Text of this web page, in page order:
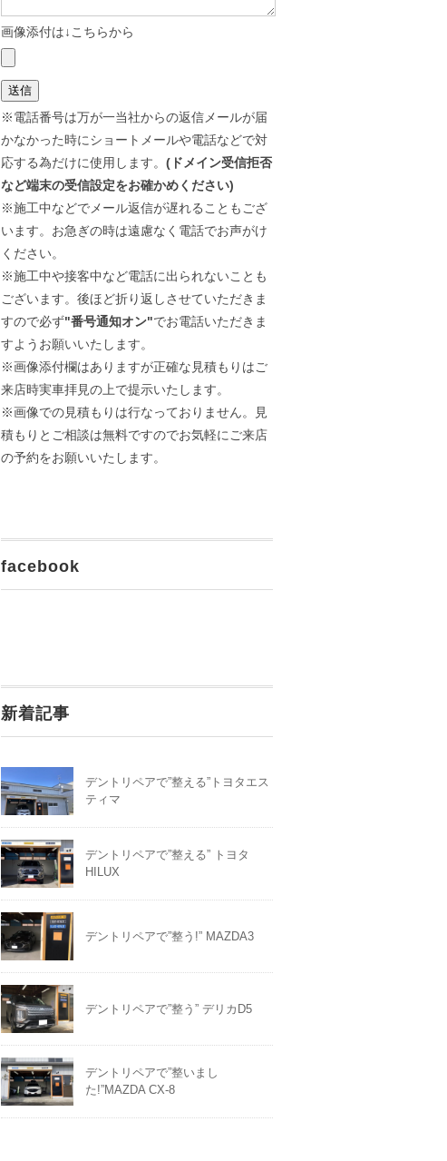
画像添付は↓こちらから
※電話番号は万が一当社からの返信メールが届
かなかった時にショートメールや電話などで対
応する為だけに使用します。(ドメイン受信拒否
など端末の受信設定をお確かめください)
※施工中などでメール返信が遅れることもござ
います。お急ぎの時は遠慮なく電話でお声がけ
ください。
※施工中や接客中など電話に出られないことも
ございます。後ほど折り返しさせていただきま
すので必ず"番号通知オン"でお電話いただきま
すようお願いいたします。
※画像添付欄はありますが正確な見積もりはご
来店時実車拝見の上で提示いたします。
※画像での見積もりは行なっておりません。見
積もりとご相談は無料ですのでお気軽にご来店
の予約をお願いいたします。
facebook
新着記事
デントリペアで”整える”トヨタエス
ティマ
デントリペアで”整える” トヨタ
HILUX
デントリペアで”整う!” MAZDA3
デントリペアで”整う” デリカD5
デントリペアで”整いまし
た!”MAZDA CX-8